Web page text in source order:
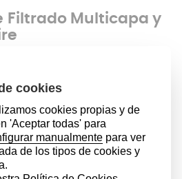
Filtrado Multicapa y
A diferencia de las bolsas
de retener hasta el99,9% del
y los alérgenos domésticos. Al
en su interior, se impide que
el ambiente durante el proceso
drásticamente la calidad del